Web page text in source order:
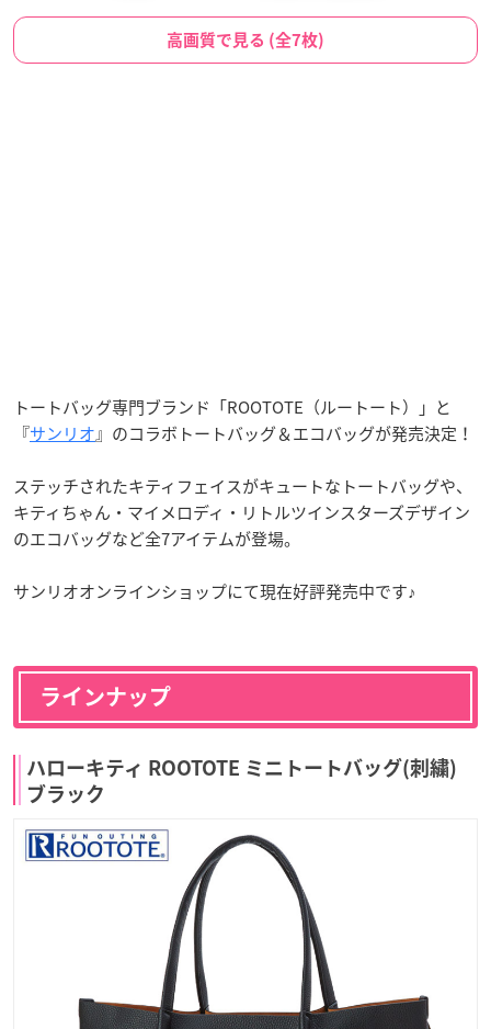
高画質で見る (全7枚)
トートバッグ専門ブランド「ROOTOTE（ルートート）」と
『サンリオ』のコラボトートバッグ＆エコバッグが発売決定！
ステッチされたキティフェイスがキュートなトートバッグや、
キティちゃん・マイメロディ・リトルツインスターズデザイン
のエコバッグなど全7アイテムが登場。
サンリオオンラインショップにて現在好評発売中です♪
ラインナップ
ハローキティ ROOTOTE ミニトートバッグ(刺繍)
ブラック